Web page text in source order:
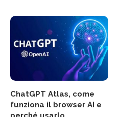
ChatGPT Atlas, come
funziona il browser AI e